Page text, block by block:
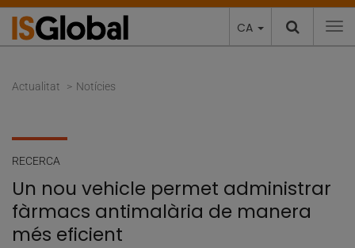
CA
Actualitat Notícies
RECERCA
Un nou vehicle permet administrar
fàrmacs antimalària de manera
més eficient